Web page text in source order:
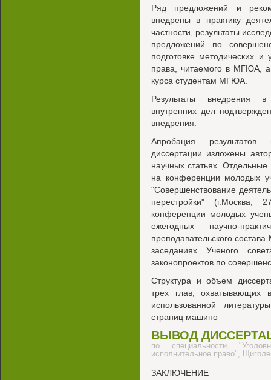
Ряд предложений и
внедрены в практику
частности, результаты
предложений по
подготовке методических и
права, читаемого в МГЮА, а
курса студентам МГЮА.
Результаты внедрения в
внутренних дел
внедрения.
Апробация
диссертации изложены
научных статьях.
на конференции молодых
"Совершенствование
перестройки" (г.Москва,
конференции молодых
ежегодных научно-
преподавательского
заседаниях Ученого
законопроектов по
Структура и объем
трех глав, охватывающих
использованной
страниц машино
ВЫВОД
по специальности
исполнительное право",
ЗАКЛЮЧЕНИЕ